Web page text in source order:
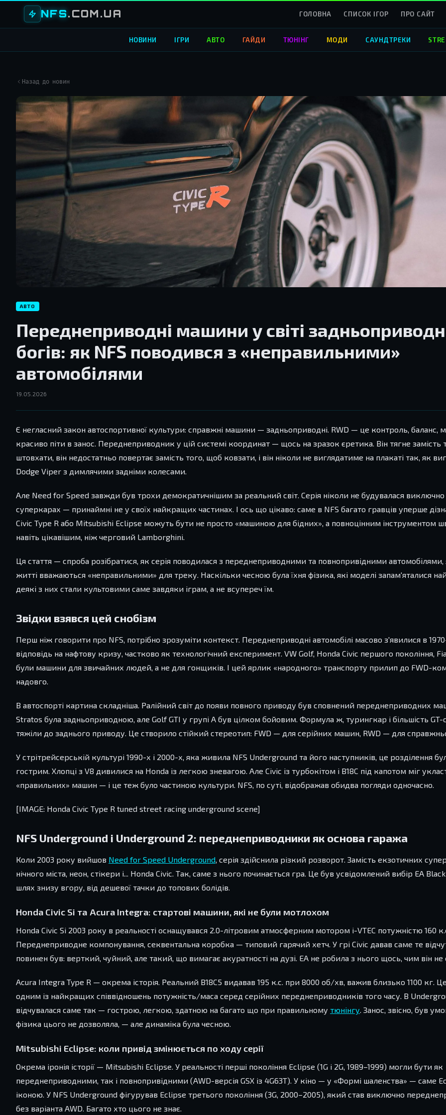
NFS.COM.UA ГОЛОВНА СПИСОК ІГОР ПРО САЙТ
НОВИНИ ІГРИ АВТО ГАЙДИ ТЮНІНГ МОДИ САУНДТРЕКИ
Назад до новин
АВТО
Переднеприводні машини у світі
богів: як NFS поводився з «неправильними»
автомобілями
19.05.2026
Є негласний закон автоспортивної культури: справжні машини — задньоприводні. RWD — це контроль, баланс,
красиво піти в занос. Переднеприводник у цій системі координат — щось на зразок єретика. Він тягне замість
штовхати, він недостатньо повертає замість того, щоб ковзати, і він ніколи не виглядатиме на плакаті так, як
Dodge Viper з димлячими задніми колесами.
Але Need for Speed завжди був трохи демократичнішим за реальний світ. Серія ніколи не будувалася виключно
суперкарах — принаймні не у своїх найкращих частинах. І ось що цікаво: саме в NFS багато гравців уперше
Civic Type R або Mitsubishi Eclipse можуть бути не просто «машиною для бідних», а повноцінним інструментом
навіть цікавішим, ніж черговий Lamborghini.
Ця стаття — спроба розібратися, як серія поводилася з переднеприводними та повнопривідними автомобілями,
житті вважаються «неправильними» для треку. Наскільки чесною була їхня фізика, які моделі запам'яталися
деякі з них стали культовими саме завдяки іграм, а не всупереч їм.
Звідки взявся цей снобізм
Перш ніж говорити про NFS, потрібно зрозуміти контекст. Переднеприводні автомобілі масово з'явилися в
відповідь на нафтову кризу, частково як технологічний експеримент. VW Golf, Honda Civic першого покоління,
були машини для звичайних людей, а не для гонщиків. І цей ярлик «народного» транспорту прилип до FWD-
надовго.
В автоспорті картина складніша. Ралійний світ до появи повного приводу був сповнений переднеприводних
Stratos була задньоприводною, але Golf GTI у групі А був цілком бойовим. Формула ж, турингкар і більшість GT-
тяжіли до заднього приводу. Це створило стійкий стереотип: FWD — для серійних машин, RWD — для
У стрітрейсерській культурі 1990-х і 2000-х, яка живила NFS Underground та його наступників, це розділення
гострим. Хлопці з V8 дивилися на Honda із легкою зневагою. Але Civic із турбокітом і B18C під капотом міг
«правильних» машин — і це теж було частиною культури. NFS, по суті, відображав обидва погляди одночасно.
[IMAGE: Honda Civic Type R tuned street racing underground scene]
NFS Underground і Underground 2: переднеприводники як основа гаража
Коли 2003 року вийшов Need for Speed Underground, серія здійснила різкий розворот. Замість екзотичних
нічного міста, неон, стікери і... Honda Civic. Так, саме з нього починається гра. Це був усвідомлений вибір EA
шлях знизу вгору, від дешевої тачки до топових болідів.
Honda Civic Si та Acura Integra: стартові машини, які не були мотлохом
Honda Civic Si 2003 року в реальності оснащувався 2.0-літровим атмосферним мотором i-VTEC потужністю 160
Переднеприводне компонування, секвентальна коробка — типовий гарячий хетч. У грі Civic давав саме те
повинен був: верткий, чуйний, але такий, що вимагає акуратності на дузі. EA не робила з нього щось, чим він не
Acura Integra Type R — окрема історія. Реальний B18C5 видавав 195 к.с. при 8000 об/хв, важив близько 1100 кг.
одним із найкращих співвідношень потужність/маса серед серійних переднеприводників того часу. В
відчувалася саме так — гострою, легкою, здатною на багато що при правильному тюнінгу. Занос, звісно, був
фізика цього не дозволяла, — але динаміка була чесною.
Mitsubishi Eclipse: коли привід змінюється по ходу серії
Окрема іронія історії — Mitsubishi Eclipse. У реальності перші покоління Eclipse (1G і 2G, 1989–1999) могли бути як
переднеприводними, так і повнопривідними (AWD-версія GSX із 4G63T). У кіно — у «Формі шаленства» — саме
іконою. У NFS Underground фігурував Eclipse третього покоління (3G, 2000–2005), який став виключно
без варіанта AWD. Багато хто цього не знає.